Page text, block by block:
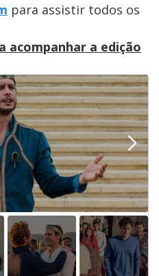
para assistir todos os
acompanhar a edição